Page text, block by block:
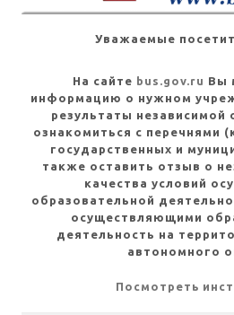
Уважаемые
На сайте bus.gov.ru Вы
информацию о нужном
результаты независимой
ознакомиться с перечнями
государственных и
также оставить отзыв о
качества условий
образовательной
осуществляющими
деятельность на
автономного
Посмотреть